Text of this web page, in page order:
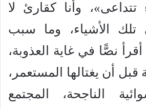
وأنا كقارئ لا
الأشياء، وما سبب
نصًّا في غاية العذوبة،
قبل أن يغتالها المستعمر،
الناجحة، المجتمع